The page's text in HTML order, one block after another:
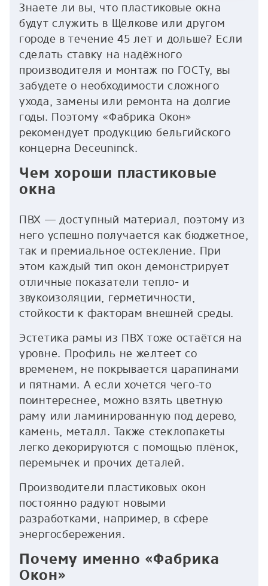
Знаете ли вы, что пластиковые окна
будут служить в Щёлкове или другом
городе в течение 45 лет и дольше? Если
сделать ставку на надёжного
производителя и монтаж по ГОСТу, вы
забудете о необходимости сложного
ухода, замены или ремонта на долгие
годы. Поэтому «Фабрика Окон»
рекомендует продукцию бельгийского
концерна Deceuninck.
Чем хороши пластиковые
окна
ПВХ — доступный материал, поэтому из
него успешно получается как бюджетное,
так и премиальное остекление. При
этом каждый тип окон демонстрирует
отличные показатели тепло- и
звукоизоляции, герметичности,
стойкости к факторам внешней среды.
Эстетика рамы из ПВХ тоже остаётся на
уровне. Профиль не желтеет со
временем, не покрывается царапинами
и пятнами. А если хочется чего-то
поинтереснее, можно взять цветную
раму или ламинированную под дерево,
камень, металл. Также стеклопакеты
легко декорируются с помощью плёнок,
перемычек и прочих деталей.
Производители пластиковых окон
постоянно радуют новыми
разработками, например, в сфере
энергосбережения.
Почему именно «Фабрика
Окон»